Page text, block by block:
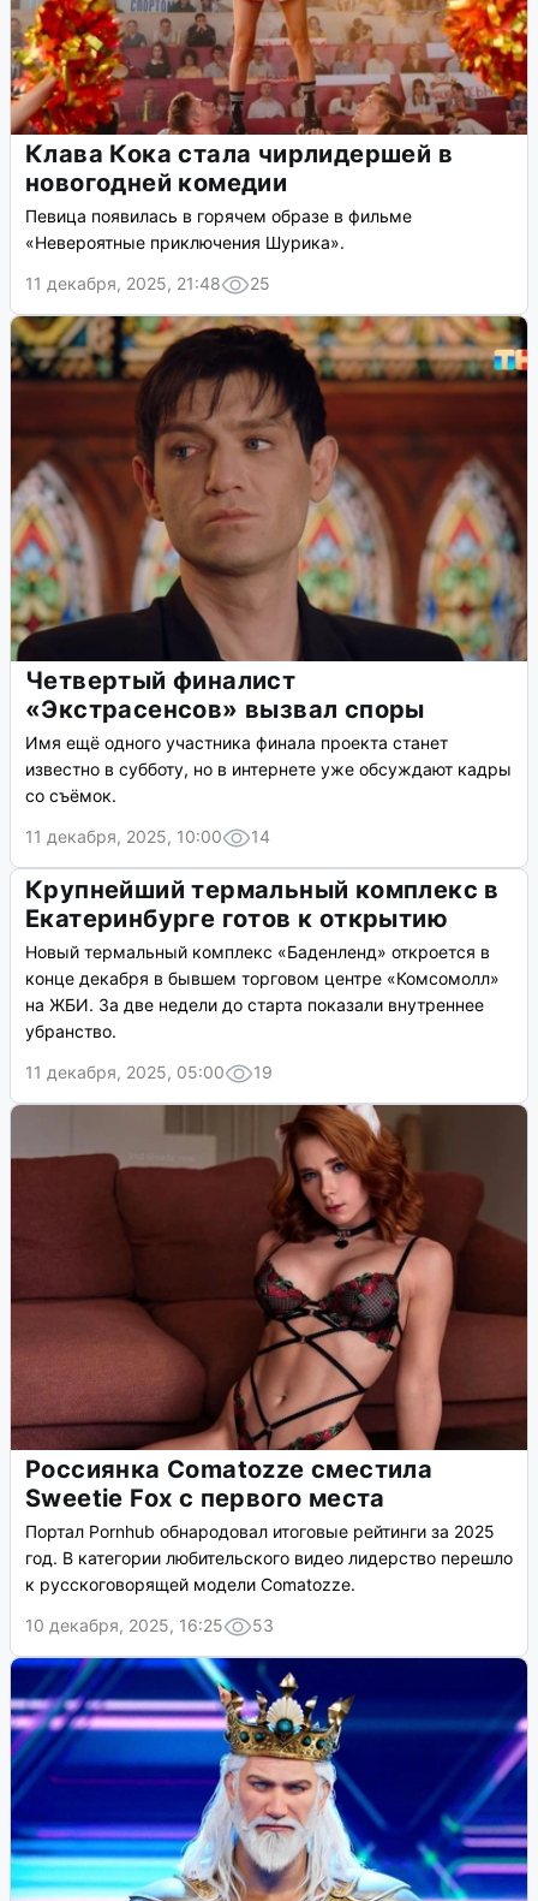
Клава Кока стала чирлидершей в
новогодней комедии
Певица появилась в горячем образе в фильме
«Невероятные приключения Шурика».
11 декабря, 2025, 21:48
25
Четвертый финалист
«Экстрасенсов» вызвал споры
Имя ещё одного участника финала проекта станет
известно в субботу, но в интернете уже обсуждают кадры
со съёмок.
11 декабря, 2025, 10:00
14
Крупнейший термальный комплекс в
Екатеринбурге готов к открытию
Новый термальный комплекс «Баденленд» откроется в
конце декабря в бывшем торговом центре «Комсомолл»
на ЖБИ. За две недели до старта показали внутреннее
убранство.
11 декабря, 2025, 05:00
19
Россиянка Comatozze сместила
Sweetie Fox с первого места
Портал Pornhub обнародовал итоговые рейтинги за 2025
год. В категории любительского видео лидерство перешло
к русскоговорящей модели Comatozze.
10 декабря, 2025, 16:25
53